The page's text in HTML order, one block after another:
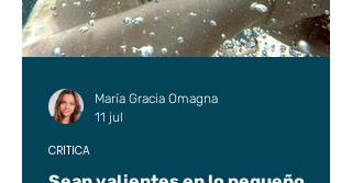
CRÍTICA
María Gracia Omagna
11 jul